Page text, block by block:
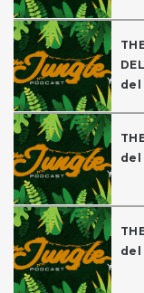
del
del
del